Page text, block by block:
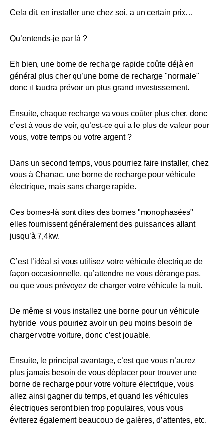
Cela dit, en installer une chez soi, a un certain prix…
Qu’entends-je par là ?
Eh bien, une borne de recharge rapide coûte déjà en
général plus cher qu’une borne de recharge "normale"
donc il faudra prévoir un plus grand investissement.
Ensuite, chaque recharge va vous coûter plus cher, donc
c’est à vous de voir, qu’est-ce qui a le plus de valeur pour
vous, votre temps ou votre argent ?
Dans un second temps, vous pourriez faire installer, chez
vous à Chanac, une borne de recharge pour véhicule
électrique, mais sans charge rapide.
Ces bornes-là sont dites des bornes "monophasées"
elles fournissent généralement des puissances allant
jusqu’à 7,4kw.
C’est l’idéal si vous utilisez votre véhicule électrique de
façon occasionnelle, qu’attendre ne vous dérange pas,
ou que vous prévoyez de charger votre véhicule la nuit.
De même si vous installez une borne pour un véhicule
hybride, vous pourriez avoir un peu moins besoin de
charger votre voiture, donc c’est jouable.
Ensuite, le principal avantage, c’est que vous n’aurez
plus jamais besoin de vous déplacer pour trouver une
borne de recharge pour votre voiture électrique, vous
allez ainsi gagner du temps, et quand les véhicules
électriques seront bien trop populaires, vous vous
éviterez également beaucoup de galères, d’attentes, etc.